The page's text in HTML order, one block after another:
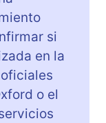
si
en la
o el